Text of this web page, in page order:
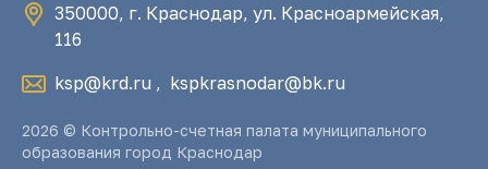
350000, г. Краснодар, ул. Красноармейская,
116
ksp@krd.ru , kspkrasnodar@bk.ru
2026 © Контрольно-счетная палата муниципального
образования город Краснодар